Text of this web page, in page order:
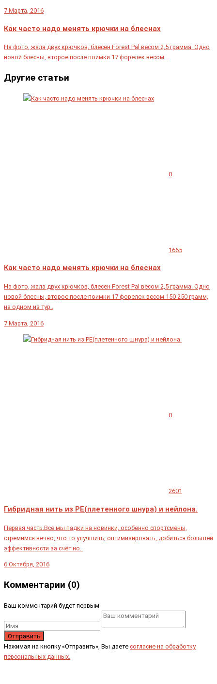
7 Марта, 2016
Как часто надо менять крючки на блеснах
На фото, жала двух крючков, блесен Forest Pal весом 2,5 грамма. Одно
новой блесны, второе после поимки 17 форелек весом ...
Другие статьи
0
1665
Как часто надо менять крючки на блеснах
На фото, жала двух крючков, блесен Forest Pal весом 2,5 грамма. Одно
новой блесны, второе после поимки 17 форелек весом 150-250 грамм,
на одном из тур..
7 Марта, 2016
0
2601
Гибридная нить из PE(плетенного шнура) и нейлона.
Первая часть.Все мы падки на новинки, особенно спортсмены,
стремимся вечно, что то улучшить, оптимизировать, добиться большей
эффективности за счёт но..
6 Октября, 2016
Комментарии (0)
Ваш комментарий будет первым
Отправить
Нажимая на кнопку «Отправить», Вы даете согласие на обработку
персональных данных.